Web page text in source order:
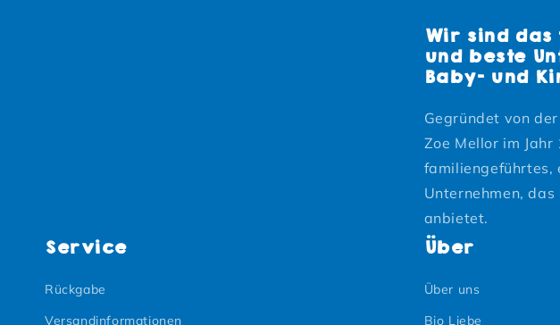
Wir sind
und beste
Baby- und
Gegründet von
Zoe Mellor im
familiengeführtes,
Unternehmen,
anbietet.
Service
Rückgabe
Versandinformationen
Über
Über uns
Bio Liebe